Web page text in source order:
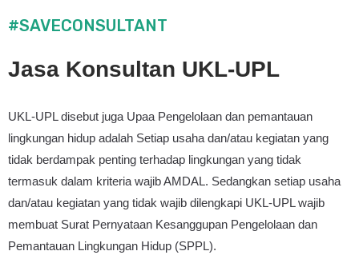
#SAVECONSULTANT
Jasa Konsultan UKL-UPL
UKL-UPL disebut juga Upaa Pengelolaan dan pemantauan
lingkungan hidup adalah Setiap usaha dan/atau kegiatan yang
tidak berdampak penting terhadap lingkungan yang tidak
termasuk dalam kriteria wajib AMDAL. Sedangkan setiap usaha
dan/atau kegiatan yang tidak wajib dilengkapi UKL-UPL wajib
membuat Surat Pernyataan Kesanggupan Pengelolaan dan
Pemantauan Lingkungan Hidup (SPPL).